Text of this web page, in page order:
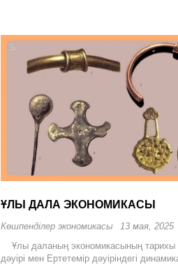
ҰЛЫ ДАЛА ЭКОНОМИКАСЫ
Көшпенділер экономикасы
13 мая, 2025
Ұлы даланың экономикасының
дәуірі мен Ертетемір дәуіріндегі